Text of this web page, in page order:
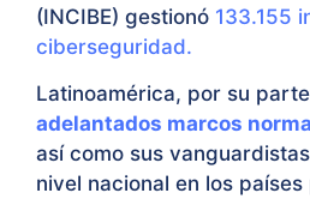
(INCIBE) gestionó 133.155
ciberseguridad.
Latinoamérica, por su
adelantados marcos
así como sus
nivel nacional en los